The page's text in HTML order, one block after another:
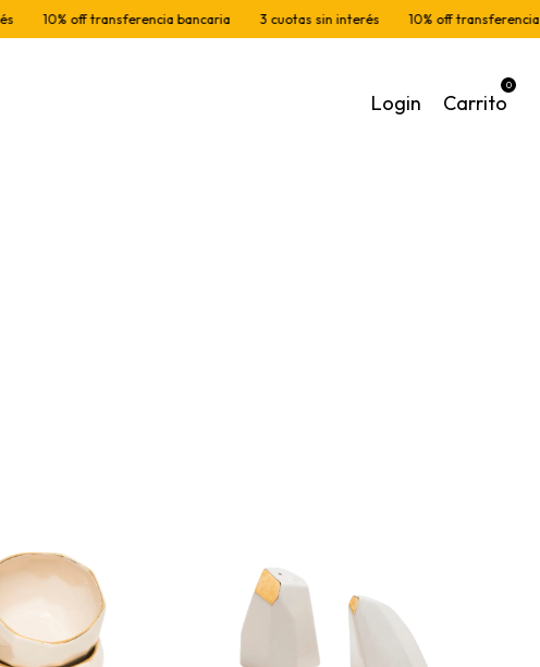
10% off transferencia bancaria 3 cuotas sin interés 10% off transferencia
Login Carrito
0